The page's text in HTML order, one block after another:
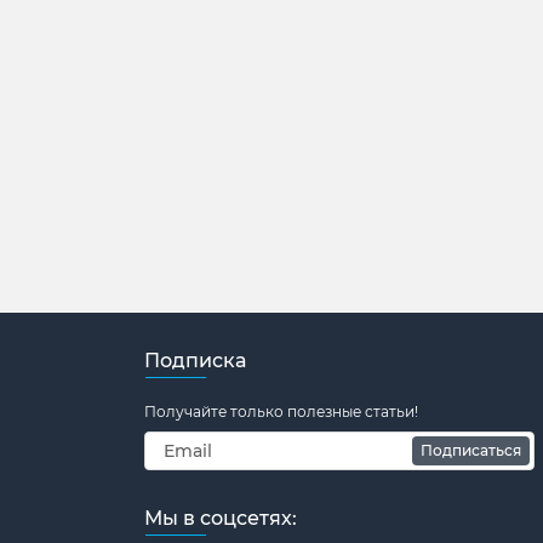
Подписка
Получайте только полезные статьи!
Подписаться
Мы в соцсетях: